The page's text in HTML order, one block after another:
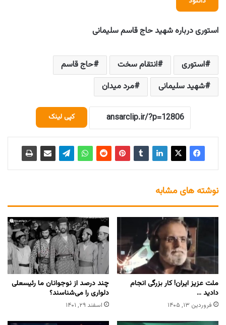
استوری درباره شهید حاج قاسم سلیمانی
استوری انتقام سخت
حاج قاسم
شهید سلیمانی
مرد میدان
کپی لینک
نوشته های مشابه
ملت عزیز ایران! کار بزرگی انجام
دادید …
فروردین ۱۳, ۱۴۰۵
چند درصد از نوجوانان ما رئیسعلی
دلواری را می‌شناسند؟
اسفند ۲۹, ۱۴۰۱